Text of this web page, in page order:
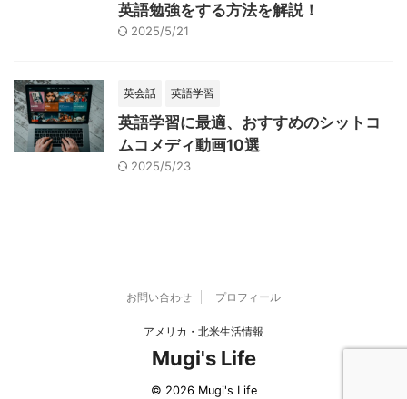
英語勉強をする方法を解説！
2025/5/21
英会話 英語学習
英語学習に最適、おすすめのシットコ
ムコメディ動画10選
2025/5/23
お問い合わせ プロフィール
アメリカ・北米生活情報
Mugi's Life
© 2026 Mugi's Life